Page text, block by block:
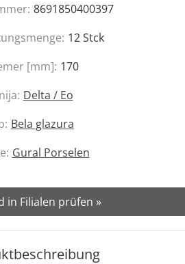
8691850400397
12Stck
[mm]: 170
Delta / Eo
Bela glazura
Gural Porselen
in Filialen prüfen »